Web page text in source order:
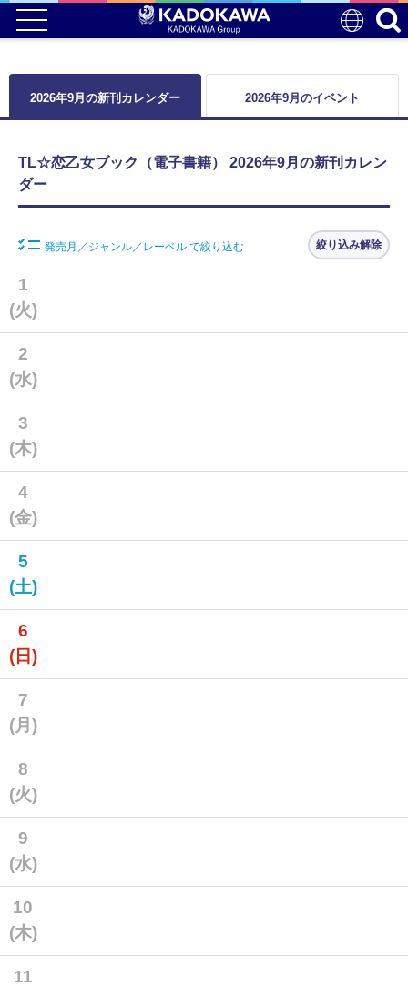
2026年9月の新刊カレンダー 2026年9月のイベント
TL☆恋乙女ブック（電子書籍） 2026年9月の新刊カレン
ダー
発売月／ジャンル／レーベル で絞り込む 絞り込み解除
1
(火)
2
(水)
3
(木)
4
(金)
5
(土)
6
(日)
7
(月)
8
(火)
9
(水)
10
(木)
11